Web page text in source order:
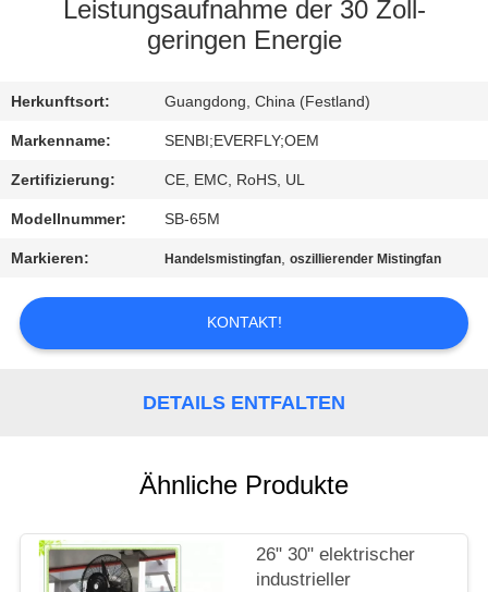
MIT
UNS
IN
VERBINDUNG
FORDERN
SIE
EIN
PRIVACY
POLICY
Leistungsaufnahme der 30 Zoll-
geringen Energie
Herkunftsort: Guangdong, China (Festland)
Markenname: SENBI;EVERFLY;OEM
Zertifizierung: CE, EMC, RoHS, UL
Modellnummer: SB-65M
Markieren: Handelsmistingfan,oszillierender Mistingfan
KONTAKT!
DETAILS ENTFALTEN
Ähnliche Produkte
26" 30" elektrischer
industrieller